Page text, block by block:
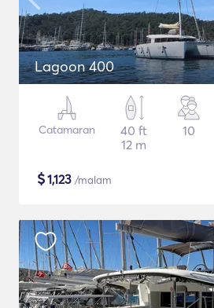
Lagoon 400
Catamaran
40 ft
12 m
10
$1,123 /malam